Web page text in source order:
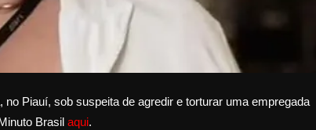
Piauí, sob suspeita de agredir e torturar uma empregada
Brasil aqui.